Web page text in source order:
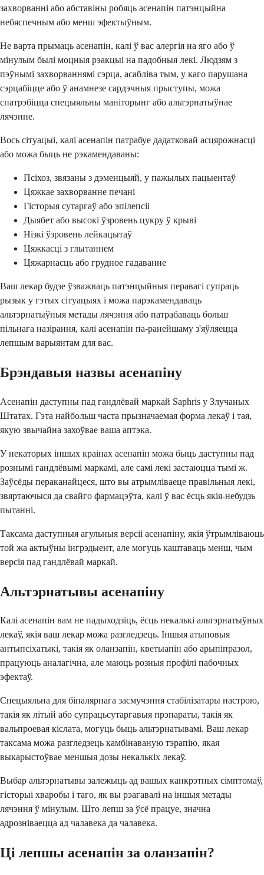
захворванні або абставіны робяць асенапін патэнцыйна
небяспечным або менш эфектыўным.
Не варта прымаць асенапін, калі ў вас алергія на яго або ў
мінулым былі моцныя рэакцыі на падобныя лекі. Людзям з
пэўнымі захворваннямі сэрца, асабліва тым, у каго парушана
сэрцабіцце або ў анамнезе сардэчныя прыступы, можа
спатрэбіцца спецыяльны маніторынг або альтэрнатыўнае
лячэнне.
Вось сітуацыі, калі асенапін патрабуе дадатковай асцярожнасці
або можа быць не рэкамендаваны:
Псіхоз, звязаны з дэменцыяй, у пажылых пацыентаў
Цяжкае захворванне печані
Гісторыя сутаргаў або эпілепсіі
Дыябет або высокі ўзровень цукру ў крыві
Нізкі ўзровень лейкацытаў
Цяжкасці з глытаннем
Цяжарнасць або грудное гадаванне
Ваш лекар будзе ўзважваць патэнцыйныя перавагі супраць
рызык у гэтых сітуацыях і можа парэкамендаваць
альтэрнатыўныя метады лячэння або патрабаваць больш
пільнага назірання, калі асенапін па-ранейшаму з'яўляецца
лепшым варыянтам для вас.
Брэндавыя назвы асенапіну
Асенапін даступны пад гандлёвай маркай Saphris у Злучаных
Штатах. Гэта найбольш часта прызначаемая форма лекаў і тая,
якую звычайна захоўвае ваша аптэка.
У некаторых іншых краінах асенапін можа быць даступны пад
рознымі гандлёвымі маркамі, але самі лекі застаюцца тымі ж.
Заўсёды пераканайцеся, што вы атрымліваеце правільныя лекі,
звяртаючыся да свайго фармацэўта, калі ў вас ёсць якія-небудзь
пытанні.
Таксама даступныя агульныя версіі асенапіну, якія ўтрымліваюць
той жа актыўны інгрэдыент, але могуць каштаваць менш, чым
версія пад гандлёвай маркай.
Альтэрнатывы асенапіну
Калі асенапін вам не падыходзіць, ёсць некалькі альтэрнатыўных
лекаў, якія ваш лекар можа разгледзець. Іншыя атыповыя
антыпсіхатыкі, такія як оланзапін, кветыапін або арыпіпразол,
працуюць аналагічна, але маюць розныя профілі пабочных
эфектаў.
Спецыяльна для біпалярнага засмучэння стабілізатары настрою,
такія як літый або супрацьсутаргавыя прэпараты, такія як
вальпроевая кіслата, могуць быць альтэрнатывамі. Ваш лекар
таксама можа разгледзець камбінаваную тэрапію, якая
выкарыстоўвае меншыя дозы некалькіх лекаў.
Выбар альтэрнатывы залежыць ад вашых канкрэтных сімптомаў,
гісторыі хваробы і таго, як вы рэагавалі на іншыя метады
лячэння ў мінулым. Што лепш за ўсё працуе, значна
адрозніваецца ад чалавека да чалавека.
Ці лепшы асенапін за оланзапін?